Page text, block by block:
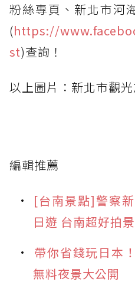
粉絲專頁、新北市河
(https://
st)查詢！
以上圖片：新北市觀
編輯推薦
[台南景點]警察
日遊 台南超好拍
帶你省錢玩日本
無料夜景大公開